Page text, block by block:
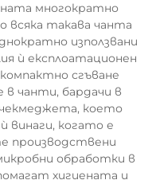
многократно
всяка такава чанта
използвани
ѝ експлоатационен
сгъване
в чанти, бардачи в
чекмеджета, което
винаги, когато е
производствени
обработки в
хигиената и